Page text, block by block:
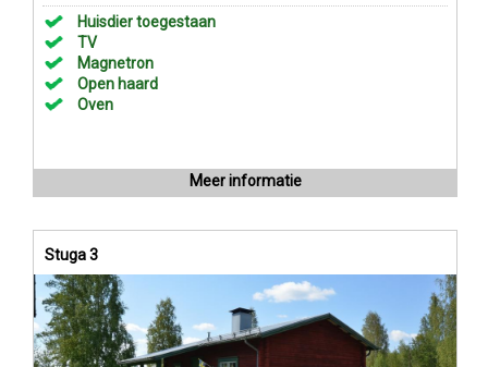
Huisdier toegestaan
TV
Magnetron
Open haard
Oven
Meer informatie
Stuga 3